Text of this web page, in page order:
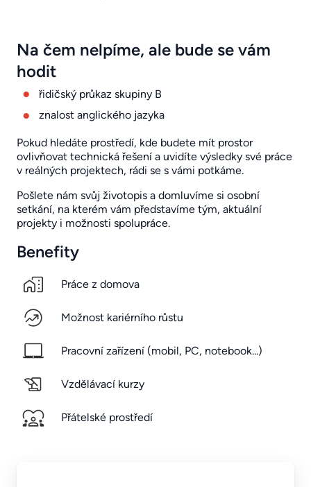
Na čem nelpíme, ale bude se vám
hodit
řidičský průkaz skupiny B
znalost anglického jazyka
Pokud hledáte prostředí, kde budete mít prostor
ovlivňovat technická řešení a uvidíte výsledky své práce
v reálných projektech, rádi se s vámi potkáme.
Pošlete nám svůj životopis a domluvíme si osobní
setkání, na kterém vám představíme tým, aktuální
projekty i možnosti spolupráce.
Benefity
Práce z domova
Možnost kariérního růstu
Pracovní zařízení (mobil, PC, notebook...)
Vzdělávací kurzy
Přátelské prostředí